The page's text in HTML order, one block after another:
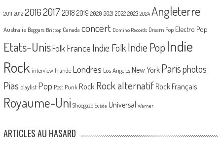
2011 2012 20162017 2018 2019 2020 2021 2022 2023 2024 Angleterre
Australie Beggars Britpop Canada concert Domino Records Dream Pop Electro Pop
Etats-UnisFolk France Indie Folk Indie PopIndie
Rock interview Irlande Londres Los Angeles New York Parisphotos
Pias playlist Pop Post Punk Rock Rock alternatif Rock Français
Royaume-Uni Shoegaze Suède Universal Warner
ARTICLES AU HASARD